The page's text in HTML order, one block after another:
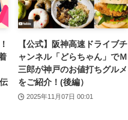
【公式】阪神高速ドライブチ
ャンネル「どらちゃん」でＭ
三郎が神戸のお値打ちグルメ
をご紹介！(後編）
2025年11月07日 00:01